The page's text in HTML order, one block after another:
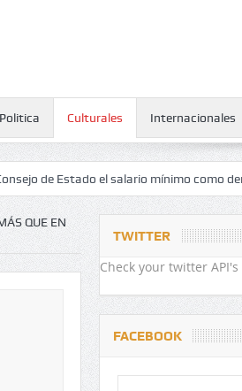
Politica Culturales Internacionales
el salario mínimo como derecho
QUE EN
TWITTER
Check your twitter API's
FACEBOOK